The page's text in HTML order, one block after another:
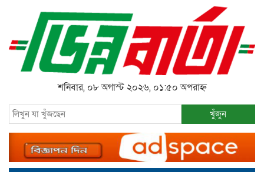
শনিবার, ০৮ অগাস্ট ২০২৬, ০১:৫০ অপরাহ্ন
খুঁজুন